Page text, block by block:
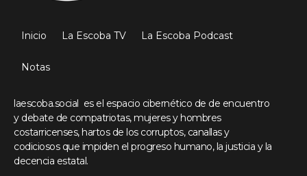
Inicio La Escoba TV La Escoba Podcast
Notas
laescoba.social es el espacio cibernético de de encuentro
y debate de compatriotas, mujeres y hombres
costarricenses, hartos de los corruptos, canallas y
codiciosos que impiden el progreso humano, la justicia y la
decencia estatal.